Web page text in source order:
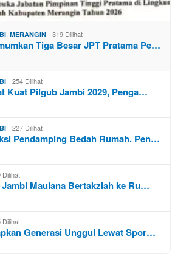
, MERANGIN 319 Dilihat
Tiga Besar JPT Pratama Pe…
254 Dilihat
Kuat Pilgub Jambi 2029, Penga…
227 Dilihat
Pendamping Bedah Rumah. Pen…
Dilihat
Maulana Bertakziah ke Ru…
Dilihat
Generasi Unggul Lewat Spor…